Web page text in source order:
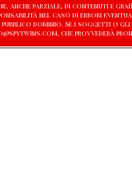
anche parziale, di contenuti e
nel caso di errori
pubblico dominio. Se i soggetti
che provvederà